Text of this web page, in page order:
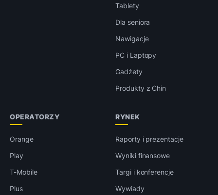
Tablety
Dla seniora
Nawigacje
PC i Laptopy
Gadżety
Produkty z Chin
OPERATORZY
Orange
Play
T-Mobile
Plus
RYNEK
Raporty i prezentacje
Wyniki finansowe
Targi i konferencje
Wywiady